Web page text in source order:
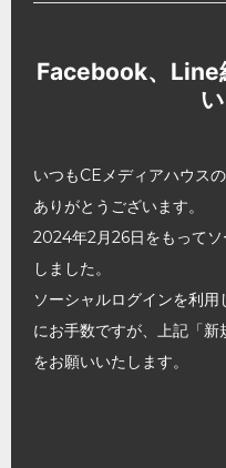
Facebook、Line
いつもCEメディアハウス
ありがとうございます。
2024年2月26日をもって
しました。
ソーシャルログインを利
にお手数ですが、上記「
をお願いいたします。